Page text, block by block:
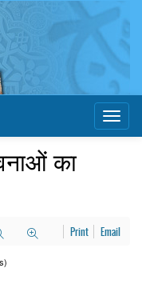
का
Print Email